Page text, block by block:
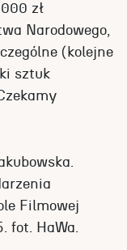
zł
Narodowego,
(kolejne
sztuk
Filmowej
fot. HaWa.